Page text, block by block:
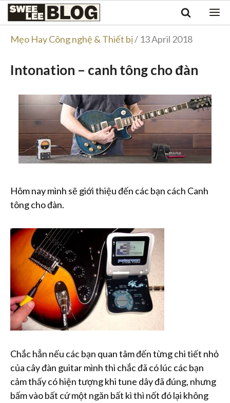
Singapore
Malaysia
Tiếng Việt
Swee
Blog
Mẹo Hay Công nghệ & Thiết bị/ 13 April 2018
Intonation – canh tông cho đàn
Hôm nay mình sẽ giới thiệu đến các bạn cách Canh
tông cho đàn.
Chắc hẳn nếu các bạn quan tâm đến từng chi tiết nhỏ
của cây đàn guitar mình thì chắc đã có lúc các bạn
cảm thấy có hiện tượng khi tune dây đã đúng, nhưng
bấm vào bất cứ một ngăn bất kì thì nốt đó lại không